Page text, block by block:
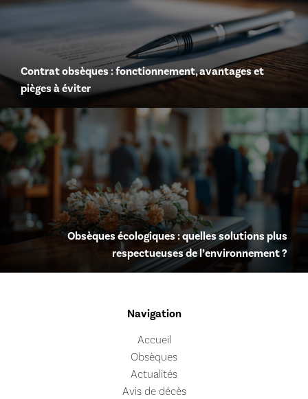
Contrat obsèques : fonctionnement, avantages et
pièges à éviter
Obsèques écologiques : quelles solutions plus
respectueuses de l’environnement ?
Navigation
Accueil
Obsèques
Actualités
Avis de décès